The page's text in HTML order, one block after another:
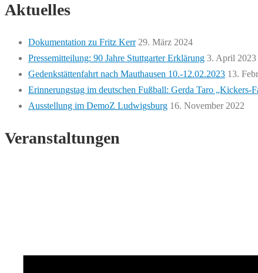
Aktuelles
Dokumentation zu Fritz Kerr 29. März 2024
Pressemitteilung: 90 Jahre Stuttgarter Erklärung 3. April 2023
Gedenkstättenfahrt nach Mauthausen 10.-12.02.2023 13.
Erinnerungstag im deutschen Fußball: Gerda Taro „Kickers-
Ausstellung im DemoZ Ludwigsburg 16. November 2022
Veranstaltungen